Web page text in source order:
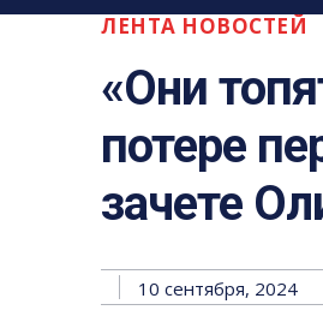
ЛЕНТА НОВОСТЕЙ
«Они
потере
зачете
10 сентября, 2024